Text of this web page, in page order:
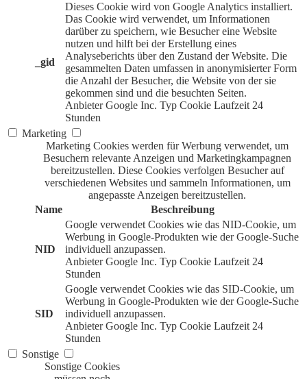
_gid
Dieses Cookie wird von Google Analytics installiert.
Das Cookie wird verwendet, um Informationen
darüber zu speichern, wie Besucher eine Website
nutzen und hilft bei der Erstellung eines
Analyseberichts über den Zustand der Website. Die
gesammelten Daten umfassen in anonymisierter Form
die Anzahl der Besucher, die Website von der sie
gekommen sind und die besuchten Seiten.
Anbieter Google Inc. Typ Cookie Laufzeit 24
Stunden
Marketing
Marketing Cookies werden für Werbung verwendet, um
Besuchern relevante Anzeigen und Marketingkampagnen
bereitzustellen. Diese Cookies verfolgen Besucher auf
verschiedenen Websites und sammeln Informationen, um
angepasste Anzeigen bereitzustellen.
Name
Beschreibung
NID
Google verwendet Cookies wie das NID-Cookie, um
Werbung in Google-Produkten wie der Google-Suche
individuell anzupassen.
Anbieter Google Inc. Typ Cookie Laufzeit 24
Stunden
SID
Google verwendet Cookies wie das SID-Cookie, um
Werbung in Google-Produkten wie der Google-Suche
individuell anzupassen.
Anbieter Google Inc. Typ Cookie Laufzeit 24
Stunden
Sonstige
Sonstige Cookies